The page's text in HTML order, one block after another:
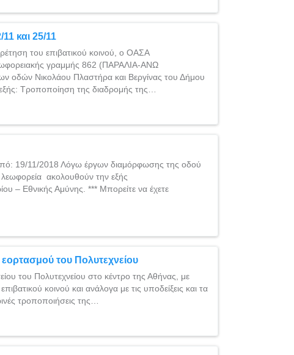
και 25/11
του επιβατικού κοινού, ο ΟΑΣΑ
γραμμής 862 (ΠΑΡΑΛΙΑ-ΑΝΩ
οδών Νικολάου Πλαστήρα και Βεργίνας του Δήμου
Τροποποίηση της διαδρομής της…
19/11/2018 Λόγω έργων διαμόρφωσης της οδού
ακολουθούν την εξής
– Εθνικής Αμύνης. *** Μπορείτε να έχετε
του Πολυτεχνείου
του Πολυτεχνείου στο κέντρο της Αθήνας, με
κοινού και ανάλογα με τις υποδείξεις και τα
τροποποιήσεις της…